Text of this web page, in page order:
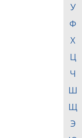
У
Ф
Х
Ц
Ч
Ш
Щ
Э